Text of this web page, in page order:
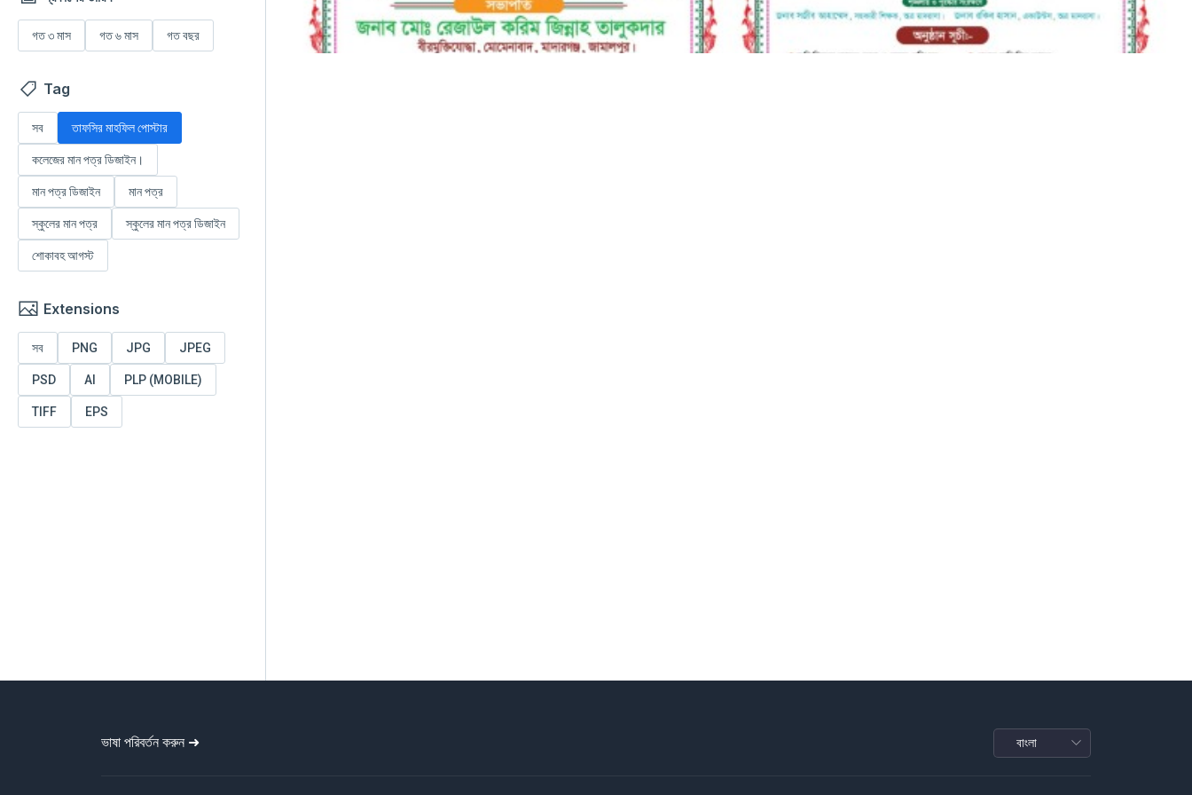
গত ৩ মাস গত ৬ মাস গত বছর
Tag
সব তাফসির মাহফিল পোস্টার
কলেজের মান পত্র ডিজাইন।
মান পত্র ডিজাইন মান পত্র
স্কুলের মান পত্র স্কুলের মান পত্র ডিজাইন
শোকাবহ আগস্ট
Extensions
সব PNG JPG JPEG
PSD AI PLP (MOBILE)
TIFF EPS
ভাষা পরিবর্তন করুন ➜